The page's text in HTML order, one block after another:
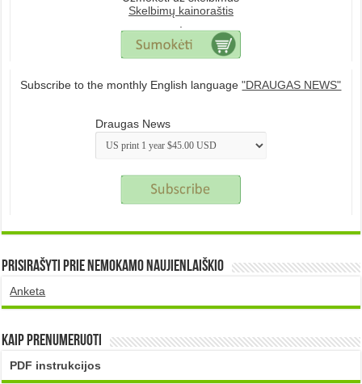
Skelbimų kainoraštis
Subscribe to the monthly English language"DRAUGAS NEWS"
Draugas News
Prisirašyti prie nemokamo naujienlaiškio
Anketa
Kaip prenumeruoti
PDF instrukcijos